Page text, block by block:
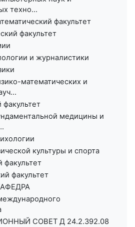
техно...
факультет
факультет
и журналистики
математических и
медицины и
культуры и спорта
факультет
СОВЕТ Д 24.2.392.08